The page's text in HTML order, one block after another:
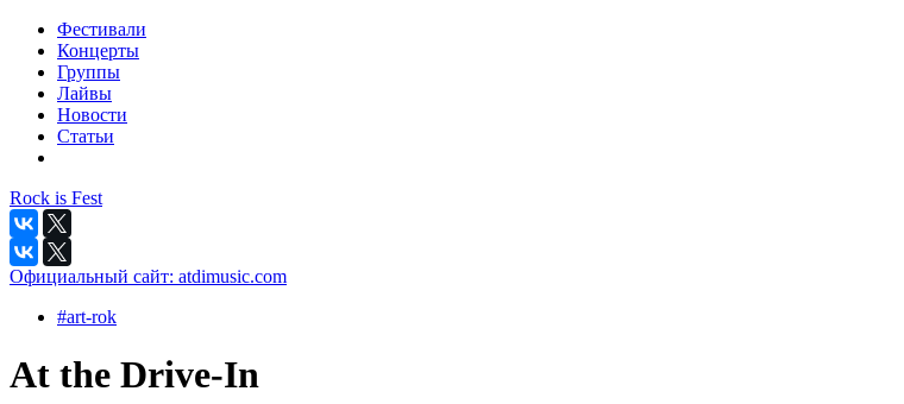
Фестивали
Концерты
Группы
Лайвы
Новости
Статьи
Rock is Fest
Официальный сайт: atdimusic.com
#art-rok
At the Drive-In